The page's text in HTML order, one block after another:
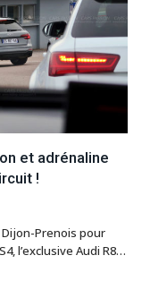
et adrénaline
!
Prenois pour
l’exclusive Audi R8…